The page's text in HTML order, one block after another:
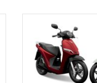
biệt phù hợp với
từ đủ 16 tuổi trở lên.